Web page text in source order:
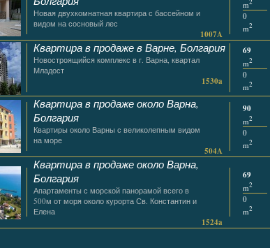
Новая двухкомнатная квартира с бассейном и
видом на сосновый лес
1007A
m2
0
m2
Квартира в продаже в Варне, Болгария
Новостроящийся комплекс в г. Варна, квартал
Младост
1530a
69
m2
0
m2
Квартира в продаже около Варна,
Болгария
Квартиры около Варны с великолепным видом
на море
504A
90
m2
0
m2
Квартира в продаже около Варна,
Болгария
Апартаменты с морской панорамой всего в
500м от моря около курорта Св. Константин и
Елена
1524a
69
m2
0
m2